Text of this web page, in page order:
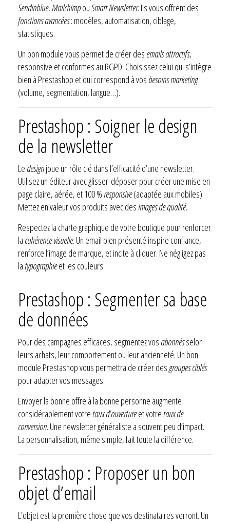
Sendinblue,MailchimpouSmart Newsletter. Ils vous offrent des
fonctions avancées: modèles, automatisation, ciblage,
statistiques.
Un bon module vous permet de créer des emails attractifs,
responsive et conformes au RGPD. Choisissez celui qui s’intègre
bien à Prestashop et qui correspond à vos besoins marketing
(volume, segmentation, langue…).
Prestashop : Soigner le design
de la newsletter
Le designjoue un rôle clé dans l’efficacité d’une newsletter.
Utilisez un éditeur avec glisser-déposer pour créer une mise en
page claire, aérée, et 100 % responsive(adaptée aux mobiles).
Mettez en valeur vos produits avec desimages de qualité.
Respectez la charte graphique de votre boutique pour renforcer
la cohérence visuelle. Un email bien présenté inspire confiance,
renforce l’image de marque, et incite à cliquer. Ne négligez pas
latypographieet les couleurs.
Prestashop : Segmenter sa base
de données
Pour des campagnes efficaces, segmentez vos abonnésselon
leurs achats, leur comportement ou leur ancienneté. Un bon
module Prestashop vous permettra de créer des groupes ciblés
pour adapter vos messages.
Envoyer la bonne offre à la bonne personne augmente
considérablement votretaux d’ouvertureet votretaux de
conversion. Une newsletter généraliste a souvent peu d’impact.
La personnalisation, même simple, fait toute la différence.
Prestashop : Proposer un bon
objet d’email
L’objet est la première chose que vos destinataires verront. Un